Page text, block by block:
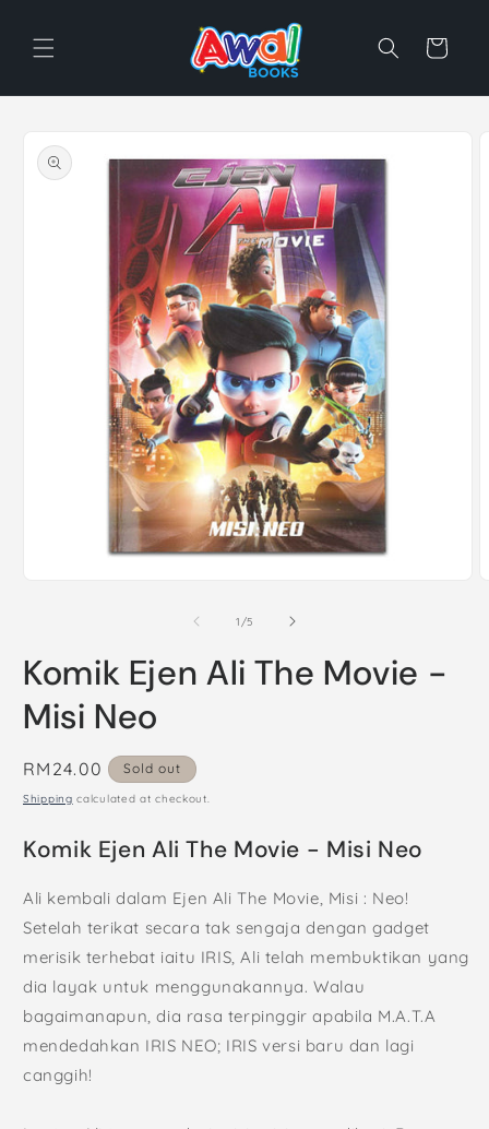
content
Cart
product
information
1 /of
5
Komik Ejen Ali The Movie -
Misi Neo
Regular
price
RM24.00 Sold out
Shipping calculated at checkout.
Komik Ejen Ali The Movie - Misi Neo
Ali kembali dalam Ejen Ali The Movie, Misi : Neo!
Setelah terikat secara tak sengaja dengan gadget
merisik terhebat iaitu IRIS, Ali telah membuktikan yang
dia layak untuk menggunakannya. Walau
bagaimanapun, dia rasa terpinggir apabila M.A.T.A
mendedahkan IRIS NEO; IRIS versi baru dan lagi
canggih!